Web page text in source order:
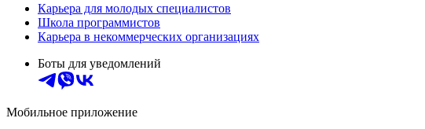
Карьера для молодых специалистов
Школа программистов
Карьера в некоммерческих организациях
Боты для уведомлений
Мобильное приложение